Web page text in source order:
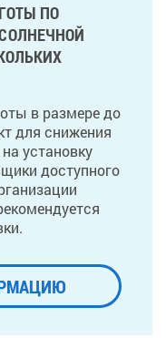
ПО
в размере до
для снижения
установку
доступного